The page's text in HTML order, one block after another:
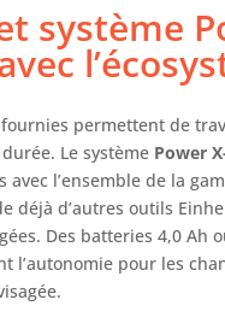
système
permettent de
Le système Power
avec l’ensemble de la
déjà d’autres outils
Des batteries 4,0
l’autonomie pour les